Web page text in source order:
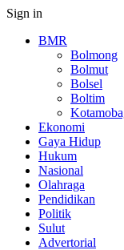
Sign in
BMR
Bolmong
Bolmut
Bolsel
Boltim
Ekonomi
Gaya Hidup
Hukum
Nasional
Olahraga
Pendidikan
Politik
Sulut
Advertorial